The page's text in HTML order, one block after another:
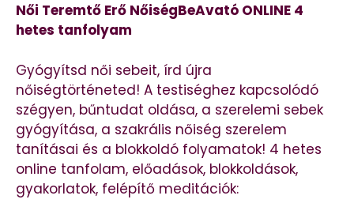
Női Teremtő Erő NőiségBeAvató ONLINE 4
hetes tanfolyam
Gyógyítsd női sebeit, írd újra
nőiségtörténeted! A testiséghez kapcsolódó
szégyen, bűntudat oldása, a szerelemi sebek
gyógyítása, a szakrális nőiség szerelem
tanításai és a blokkoldó folyamatok! 4 hetes
online tanfolam, előadások, blokkoldások,
gyakorlatok, felépítő meditációk: